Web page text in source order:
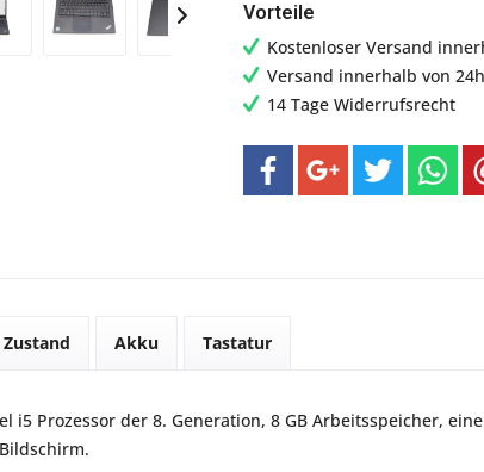
Vorteile
Kostenloser Versand
Versand innerhalb von 24h
14 Tage Widerrufsrecht
Zustand Akku Tastatur
i5 Prozessor der 8. Generation, 8 GB Arbeitsspeicher,